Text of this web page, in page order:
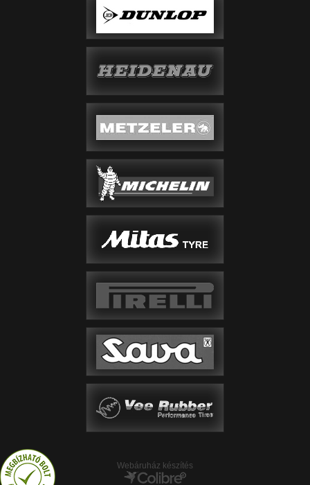
Webáruház készítés